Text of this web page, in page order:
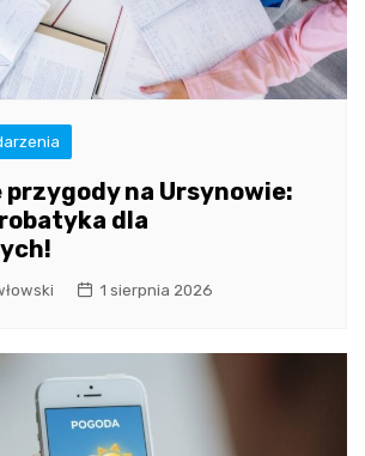
przygody na Ursynowie:
dla
1 sierpnia 2026